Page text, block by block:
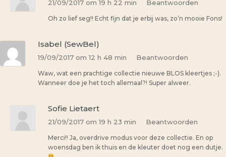
21/09/2017 om 19 h 22 min Beantwoorden
Oh zo lief seg!! Echt fijn dat je erbij was, zo’n mooie Fons!
Isabel (SewBel)
19/09/2017 om 12 h 48 min Beantwoorden
Waw, wat een prachtige collectie nieuwe BLOS kleertjes ;-).
Wanneer doe je het toch allemaal?! Super alweer.
Sofie Lietaert
21/09/2017 om 19 h 23 min Beantwoorden
Merci!! Ja, overdrive modus voor deze collectie. En op
woensdag ben ik thuis en de kleuter doet nog een dutje.